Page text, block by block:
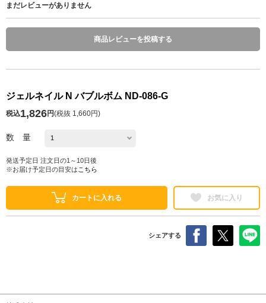
まだレビューがありません
商品レビューを投稿する
ジェルネイル N バブルボム ND-086-G
税込1,826円(税抜 1,660円)
数 量
発送予定日 注文日の1～10日後
※お届け予定日の目安は こちら
カートに入れる お気に入り
シェアする